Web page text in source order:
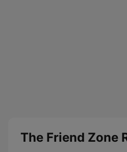
The Friend Zone